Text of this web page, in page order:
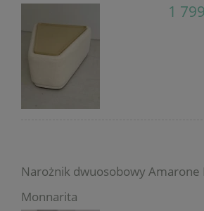
1
Narożnik dwuosobowy Amarone
Monnarita